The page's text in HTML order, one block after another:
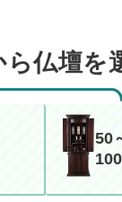
ら仏壇を
50